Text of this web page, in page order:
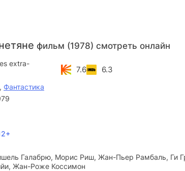
фильм (1978) смотреть онлайн
extra-
7.6 6.3
, Фантастика
Галабрю, Морис Риш, Жан-Пьер Рамбаль, Ги
Жан-Роже Коссимон